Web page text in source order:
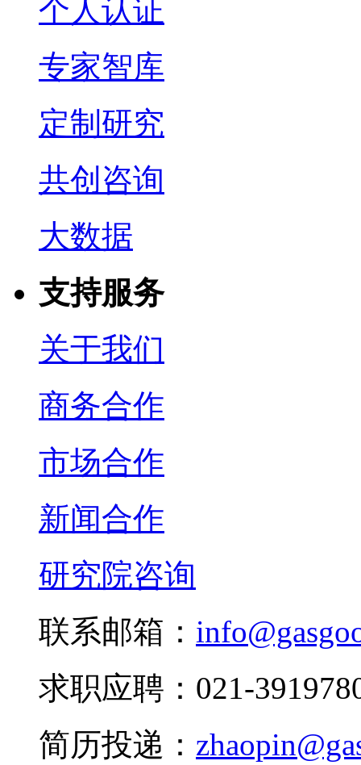
个人认证
专家智库
定制研究
共创咨询
大数据
支持服务
关于我们
商务合作
市场合作
新闻合作
研究院咨询
联系邮箱：
求职应聘：021-
简历投递：